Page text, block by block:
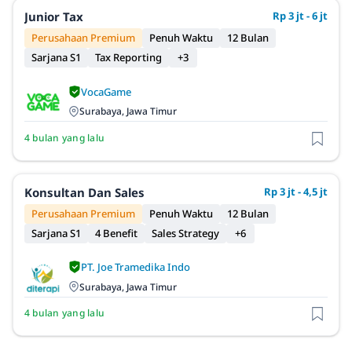
Junior Tax
Rp 3 jt - 6 jt
Perusahaan Premium
Penuh Waktu
12 Bulan
Sarjana S1
Tax Reporting +3
VocaGame
Surabaya, Jawa Timur
4 bulan yang lalu
Konsultan Dan Sales
Rp 3 jt - 4,5 jt
Perusahaan Premium
Penuh Waktu
12 Bulan
Sarjana S1
4 Benefit Sales Strategy +6
PT. Joe Tramedika Indo
Surabaya, Jawa Timur
4 bulan yang lalu